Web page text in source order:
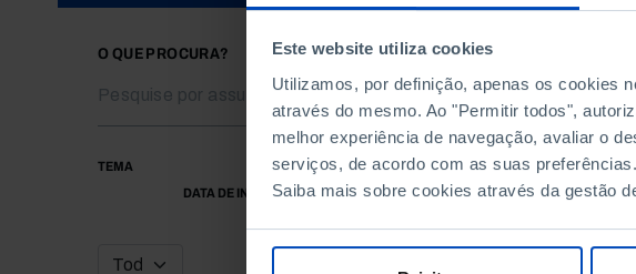
Este website utiliza cookies
Utilizamos, por definição, apenas os cookies
através do mesmo. Ao "Permitir todos",
melhor experiência de navegação, avaliar o
serviços, de acordo com as suas
Saiba mais sobre cookies através da gestão
O QUE PROCURA?
TEMA
DATA DE INÍCIO
DATA